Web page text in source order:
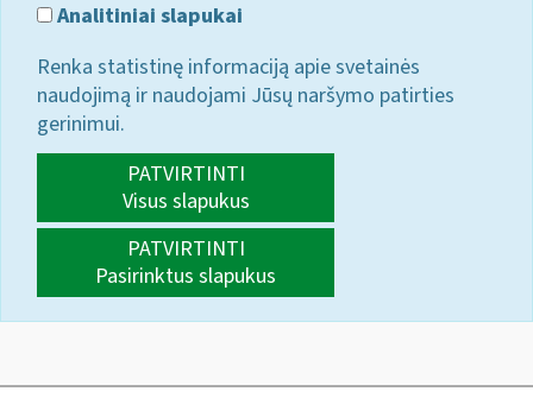
Analitiniai slapukai
Renka statistinę informaciją apie svetainės
naudojimą ir naudojami Jūsų naršymo patirties
gerinimui.
PATVIRTINTI
Visus slapukus
PATVIRTINTI
Pasirinktus slapukus